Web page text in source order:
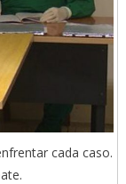
cada caso.